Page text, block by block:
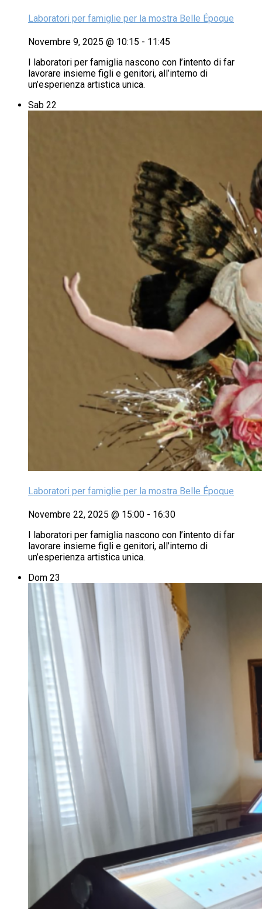
Laboratori per famiglie per la mostra Belle Époque
Novembre 9, 2025 @ 10:15 - 11:45
I laboratori per famiglia nascono con l’intento di far
lavorare insieme figli e genitori, all’interno di
un’esperienza artistica unica.
Sab 22
Laboratori per famiglie per la mostra Belle Époque
Novembre 22, 2025 @ 15:00 - 16:30
I laboratori per famiglia nascono con l’intento di far
lavorare insieme figli e genitori, all’interno di
un’esperienza artistica unica.
Dom 23